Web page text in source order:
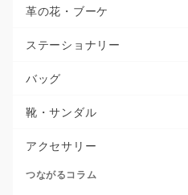
革の花・ブーケ
ステーショナリー
バッグ
靴・サンダル
アクセサリー
つながるコラム